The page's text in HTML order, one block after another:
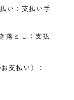
い：支払い手
落とし：支払
支払い）：